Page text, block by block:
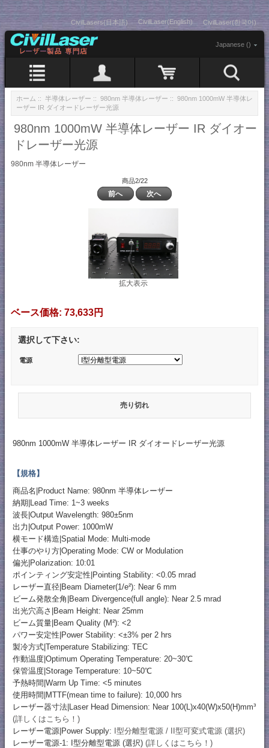
CivilLasers(日本語) CivilLaser(English) CivilLaser(한국어)
Japanese ()
ホーム :: 半導体レーザー :: 980nm 半導体レーザー :: 980nm 1000mW 半導体レ
ーザー IR ダイオードレーザー光源
980nm 1000mW 半導体レーザー IR ダイオー
ドレーザー光源
980nm 半導体レーザー
商品2/22
前へ 次へ
拡大表示
ベース価格: 73,633円
選択して下さい:
電源
売り切れ
980nm 1000mW 半導体レーザー IR ダイオードレーザー光源
【規格】
商品名|Product Name: 980nm 半導体レーザー
納期|Lead Time: 1~3 weeks
波長|Output Wavelength: 980±5nm
出力|Output Power: 1000mW
横モード構造|Spatial Mode: Multi-mode
仕事のやり方|Operating Mode: CW or Modulation
偏光|Polarization: 10:01
ポインティング安定性|Pointing Stability: <0.05 mrad
レーザー直径|Beam Diameter(1/e²): Near 6 mm
ビーム発散全角|Beam Divergence(full angle): Near 2.5 mrad
出光穴高さ|Beam Height: Near 25mm
ビーム質量|Beam Quality (M²): <2
パワー安定性|Power Stability: <±3% per 2 hrs
製冷方式|Temperature Stabilizing: TEC
作動温度|Optimum Operating Temperature: 20~30℃
保管温度|Storage Temperature: 10~50℃
予熱時間|Warm Up Time: <5 minutes
使用時間|MTTF(mean time to failure): 10,000 hrs
レーザー器寸法|Laser Head Dimension: Near 100(L)x40(W)x50(H)mm³
(詳しくはこちら！)
レーザー電源|Power Supply: I型分離型電源 / II型可変式電源 (選択)
レーザー電源-1: I型分離型電源 (選択) (詳しくはこちら！)